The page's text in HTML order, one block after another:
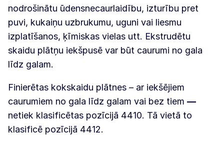
nodrošinātu ūdensnecaurlaidību, izturību pret
puvi, kukaiņu uzbrukumu, uguni vai liesmu
izplatīšanos, ķīmiskas vielas utt. Ekstrudētu
skaidu plātņu iekšpusē var būt caurumi no gala
līdz galam.
Finierētas kokskaidu plātnes – ar iekšējiem
caurumiem no gala līdz galam vai bez tiem —
netiek klasificētas pozīcijā 4410. Tā vietā to
klasificē pozīcijā 4412.